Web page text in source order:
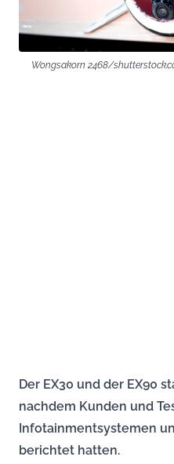
Wongsakorn 2468/
Der EX30 und der EX90
nachdem Kunden und
Infotainmentsystemen
berichtet hatten.